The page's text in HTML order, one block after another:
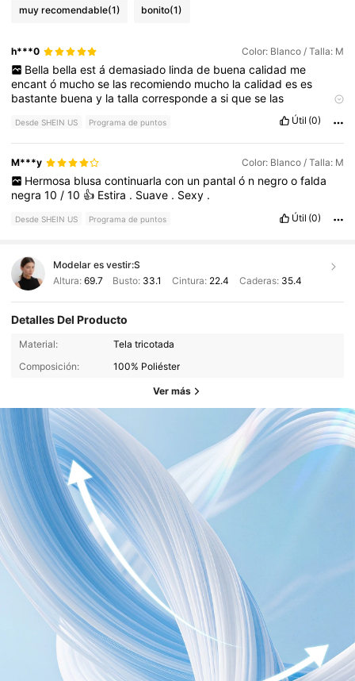
muy recomendable(1) bonito(1)
h***0 Color: Blanco / Talla: M
Bella bella est á demasiado linda de buena calidad me
encantó muchose las recomiendo mucho lacalidadeses
bastante buenay latallacorrespondeasiquese las
🥰🥰🥰🥰🥰🥰🥰🥰👌🥰❤️❤️❤️❤️❤️❤️❤️😍😍😍
😍😍😍😍😍😍😍😍
Desde SHEIN US Programa de puntos Útil (0)
M***y Color: Blanco / Talla: M
Hermosa blusa continuarla con un pantal ó n negro o falda
negra10/10 👍 Estira . Suave . Sexy .
Desde SHEIN US Programa de puntos Útil (0)
Modelar es vestir:S
Altura: 69.7 Busto: 33.1 Cintura: 22.4 Caderas: 35.4
Detalles Del Producto
Material:
Tela tricotada
Composición:
100% Poliéster
Ver más